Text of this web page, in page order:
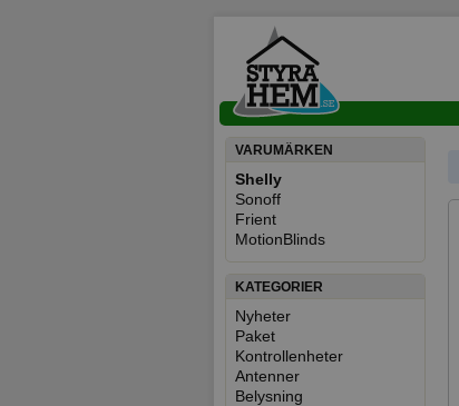
VARUMÄRKEN
Shelly
Sonoff
Frient
MotionBlinds
KATEGORIER
Nyheter
Paket
Kontrollenheter
Antenner
Belysning